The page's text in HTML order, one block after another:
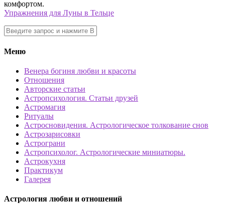
комфортом.
Упражнения для Луны в Тельце
Меню
Венера богиня любви и красоты
Отношения
Авторские статьи
Астропсихология. Статьи друзей
Астромагия
Ритуалы
Астросновидения. Астрологическое толкование снов
Астрозарисовки
Астрограни
Астропсихолог. Астрологические миниатюры.
Астрокухня
Практикум
Галерея
Астрология любви и отношений